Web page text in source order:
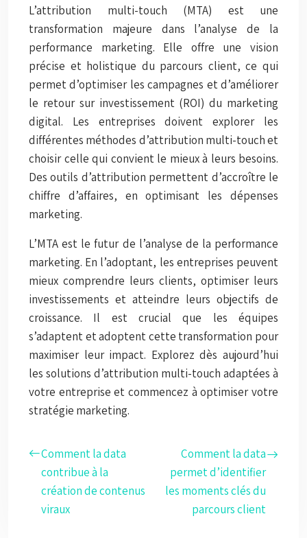
L’attribution multi-touch (MTA) est une
transformation majeure dans l’analyse de la
performance marketing. Elle offre une vision
précise et holistique du parcours client, ce qui
permet d’optimiser les campagnes et d’améliorer
le retour sur investissement (ROI) du marketing
digital. Les entreprises doivent explorer les
différentes méthodes d’attribution multi-touch et
choisir celle qui convient le mieux à leurs besoins.
Des outils d’attribution permettent d’accroître le
chiffre d’affaires, en optimisant les dépenses
marketing.
L’MTA est le futur de l’analyse de la performance
marketing. En l’adoptant, les entreprises peuvent
mieux comprendre leurs clients, optimiser leurs
investissements et atteindre leurs objectifs de
croissance. Il est crucial que les équipes
s’adaptent et adoptent cette transformation pour
maximiser leur impact. Explorez dès aujourd’hui
les solutions d’attribution multi-touch adaptées à
votre entreprise et commencez à optimiser votre
stratégie marketing.
Comment la data
contribue à la
création de contenus
viraux
Comment la data
permet d’identifier
les moments clés du
parcours client